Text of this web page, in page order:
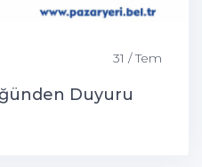
31 / Tem
Duyuru